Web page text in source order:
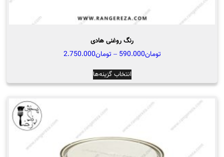
رنگ روغنی هادی
تومان590.000
– تومان2.750.000محدوده
تا
انتخاب گزینه‌هااین
محصول
مختلفی
باشد.